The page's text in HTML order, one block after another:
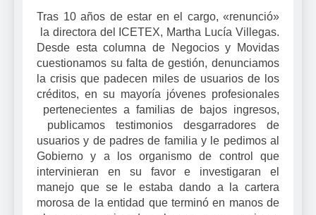
Tras 10 años de estar en el cargo, «renunció»
la directora del ICETEX, Martha Lucía Villegas.
Desde esta columna de Negocios y Movidas
cuestionamos su falta de gestión, denunciamos
la crisis que padecen miles de usuarios de los
créditos, en su mayoría jóvenes profesionales
pertenecientes a familias de bajos ingresos,
publicamos testimonios desgarradores de
usuarios y de padres de familia y le pedimos al
Gobierno y a los organismo de control que
intervinieran en su favor e investigaran el
manejo que se le estaba dando a la cartera
morosa de la entidad que terminó en manos de